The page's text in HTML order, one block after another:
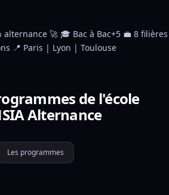
alternance 🚀 🎓 Bac à Bac+5 💼 8 filières
📍 Paris | Lyon | Toulouse
de l'école
Alternance
Les programmes